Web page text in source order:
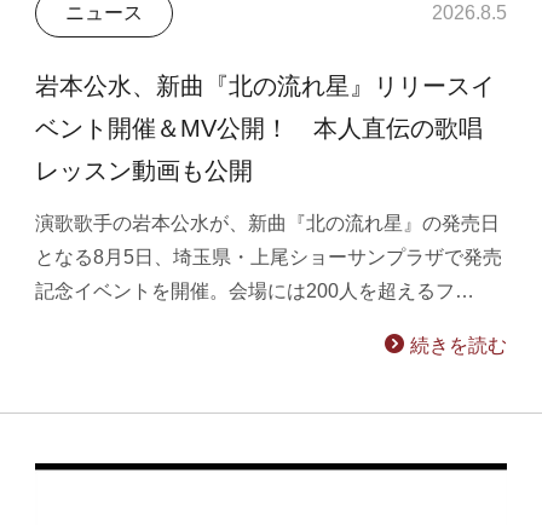
ニュース 2026.8.5
岩本公水、新曲『北の流れ星』リリースイ
ベント開催＆MV公開！ 本人直伝の歌唱
レッスン動画も公開
演歌歌手の岩本公水が、新曲『北の流れ星』の発売日
となる8月5日、埼玉県・上尾ショーサンプラザで発売
記念イベントを開催。会場には200人を超えるフ…
続きを読む